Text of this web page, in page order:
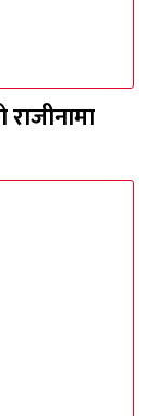
राजीनामा